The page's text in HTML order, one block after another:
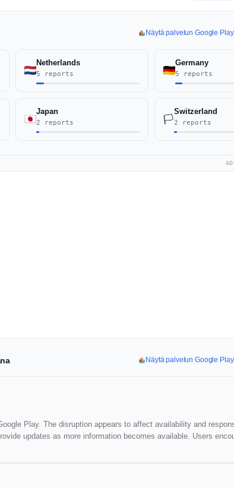
Näytä palvelun Google
Netherlands
5 reports
Germany
5 reports
Japan
2 reports 🏳️
Switzerland
2 reports
Näytä palvelun Google
Play. The disruption appears to affect availability and
updates as more information becomes available. Users